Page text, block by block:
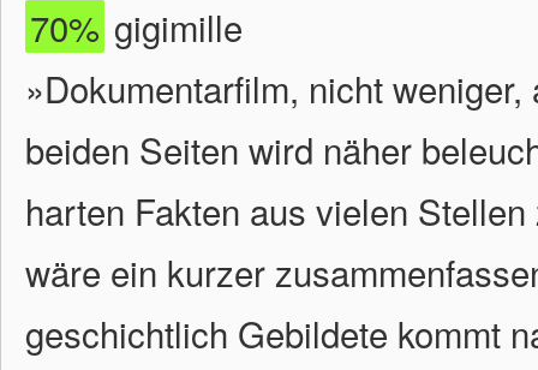
70% gigimille
»Dokumentarfilm, nicht
beiden Seiten wird näher
harten Fakten aus vielen
wäre ein kurzer
geschichtlich Gebildete kommt